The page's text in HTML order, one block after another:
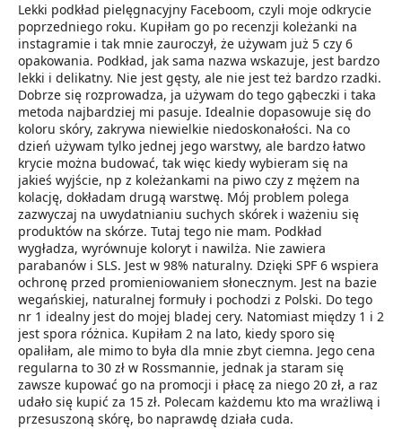
Lekki podkład pielęgnacyjny Faceboom, czyli moje odkrycie
poprzedniego roku. Kupiłam go po recenzji koleżanki na
instagramie i tak mnie zauroczył, że używam już 5 czy 6
opakowania. Podkład, jak sama nazwa wskazuje, jest bardzo
lekki i delikatny. Nie jest gęsty, ale nie jest też bardzo rzadki.
Dobrze się rozprowadza, ja używam do tego gąbeczki i taka
metoda najbardziej mi pasuje. Idealnie dopasowuje się do
koloru skóry, zakrywa niewielkie niedoskonałości. Na co
dzień używam tylko jednej jego warstwy, ale bardzo łatwo
krycie można budować, tak więc kiedy wybieram się na
jakieś wyjście, np z koleżankami na piwo czy z mężem na
kolację, dokładam drugą warstwę. Mój problem polega
zazwyczaj na uwydatnianiu suchych skórek i ważeniu się
produktów na skórze. Tutaj tego nie mam. Podkład
wygładza, wyrównuje koloryt i nawilża. Nie zawiera
parabanów i SLS. Jest w 98% naturalny. Dzięki SPF 6 wspiera
ochronę przed promieniowaniem słonecznym. Jest na bazie
wegańskiej, naturalnej formuły i pochodzi z Polski. Do tego
nr 1 idealny jest do mojej bladej cery. Natomiast między 1 i 2
jest spora różnica. Kupiłam 2 na lato, kiedy sporo się
opaliłam, ale mimo to była dla mnie zbyt ciemna. Jego cena
regularna to 30 zł w Rossmannie, jednak ja staram się
zawsze kupować go na promocji i płacę za niego 20 zł, a raz
udało się kupić za 15 zł. Polecam każdemu kto ma wrażliwą i
przesuszoną skórę, bo naprawdę działa cuda.